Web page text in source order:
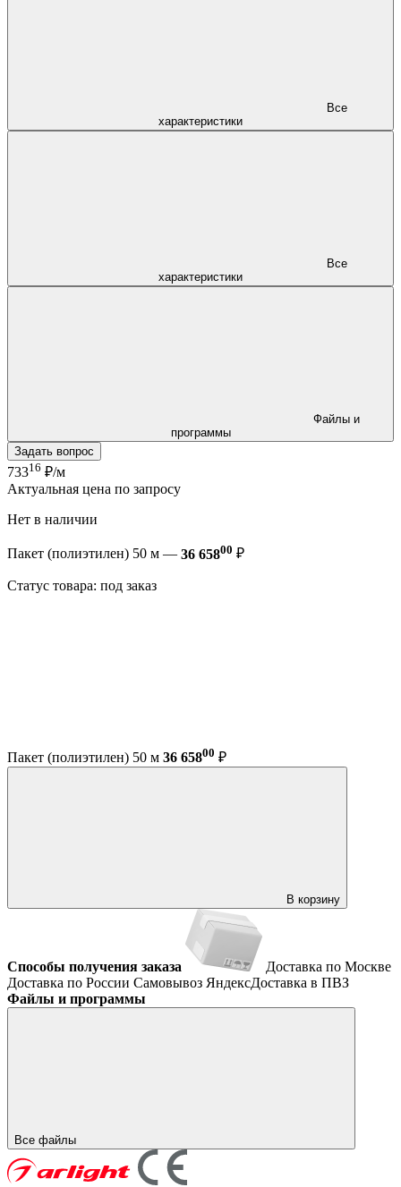
характеристики
характеристики
программы
Задать вопрос
73316 ₽/м
Актуальная цена по запросу
Нет в наличии
Пакет (полиэтилен) 50 м — 36 65800 ₽
Статус товара: под заказ
Пакет (полиэтилен) 50 м 36 65800 ₽
В корзину
Способы получения заказа
Доставка по Москве
Доставка по России Самовывоз ЯндексДоставка в ПВЗ
Файлы и программы
Все файлы